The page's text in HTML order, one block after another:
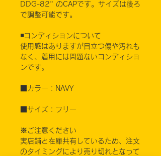
DDG-82" のCAPです。サイズは後ろ
で調整可能です。
◾️コンディションについて
使用感はありますが目立つ傷や汚れも
なく、着用には問題ないコンディショ
ンです。
■カラー：NAVY
■サイズ：フリー
※ご注意ください
実店舗と在庫共有しているため、注文
のタイミングにより売り切れとなって